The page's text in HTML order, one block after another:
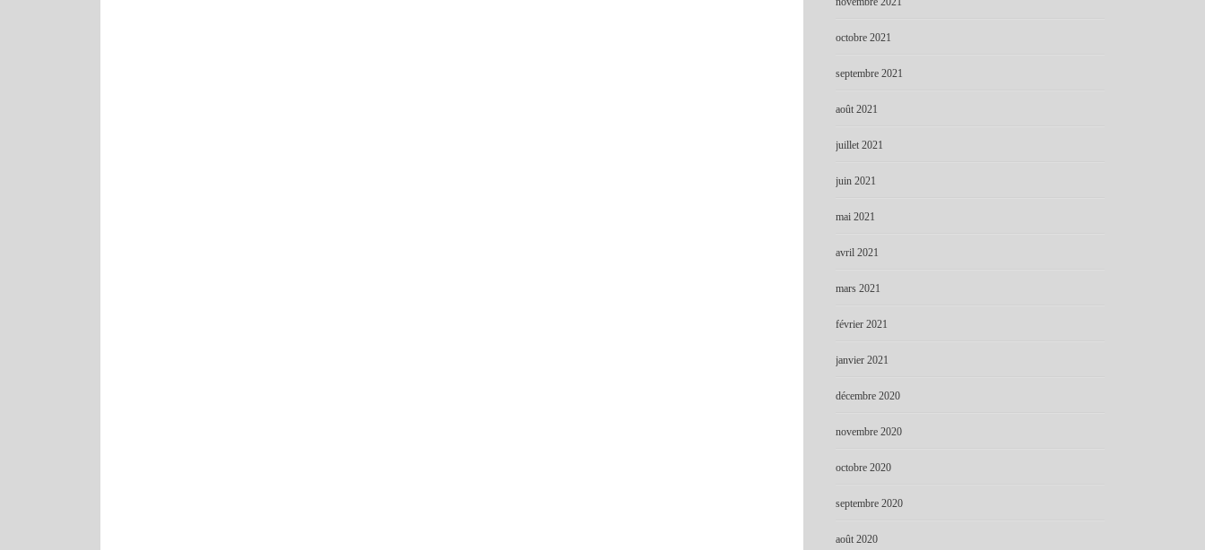
octobre 2021
septembre 2021
août 2021
juillet 2021
juin 2021
mai 2021
avril 2021
mars 2021
février 2021
janvier 2021
décembre 2020
novembre 2020
octobre 2020
septembre 2020
août 2020